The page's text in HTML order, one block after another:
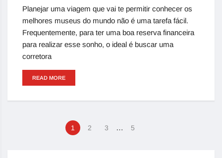
Planejar uma viagem que vai te permitir conhecer os
melhores museus do mundo não é uma tarefa fácil.
Frequentemente, para ter uma boa reserva financeira
para realizar esse sonho, o ideal é buscar uma
corretora
READ MORE
1 2 3 … 5